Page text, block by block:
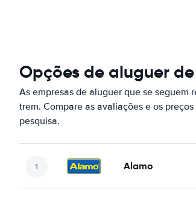
Opções de aluguer
As empresas de aluguer que se seguem
trem. Compare as avaliações e os
pesquisa.
Alamo